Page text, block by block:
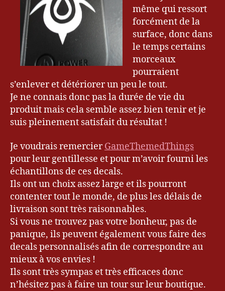
même qui ressort
forcément de la
surface, donc dans
le temps certains
morceaux
pourraient
s’enlever et détériorer un peu le tout.
Je ne connais donc pas la durée de vie du
produit mais cela semble assez bien tenir et je
suis pleinement satisfait du résultat !
Je voudrais remercierGameThemedThings
pour leur gentillesse et pour m’avoir fourni les
échantillons de ces decals.
Ils ont un choix assez large et ils pourront
contenter tout le monde, de plus les délais de
livraison sont très raisonnables.
Si vous ne trouvez pas votre bonheur, pas de
panique, ils peuvent également vous faire des
decals personnalisés afin de correspondre au
mieux à vos envies !
Ils sont très sympas et très efficaces donc
n’hésitez pas à faire un tour sur leur boutique.
D
S
X
L ,
A
t
o
c
ol
la
n
t,
Bl
g
u
e
u